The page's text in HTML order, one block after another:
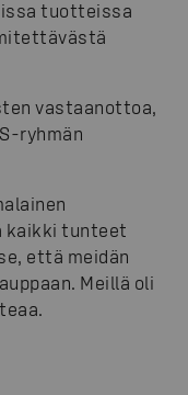
tuotteissa
vastaanottoa,
ryhmän
kaikki tunteet
että meidän
Meillä oli